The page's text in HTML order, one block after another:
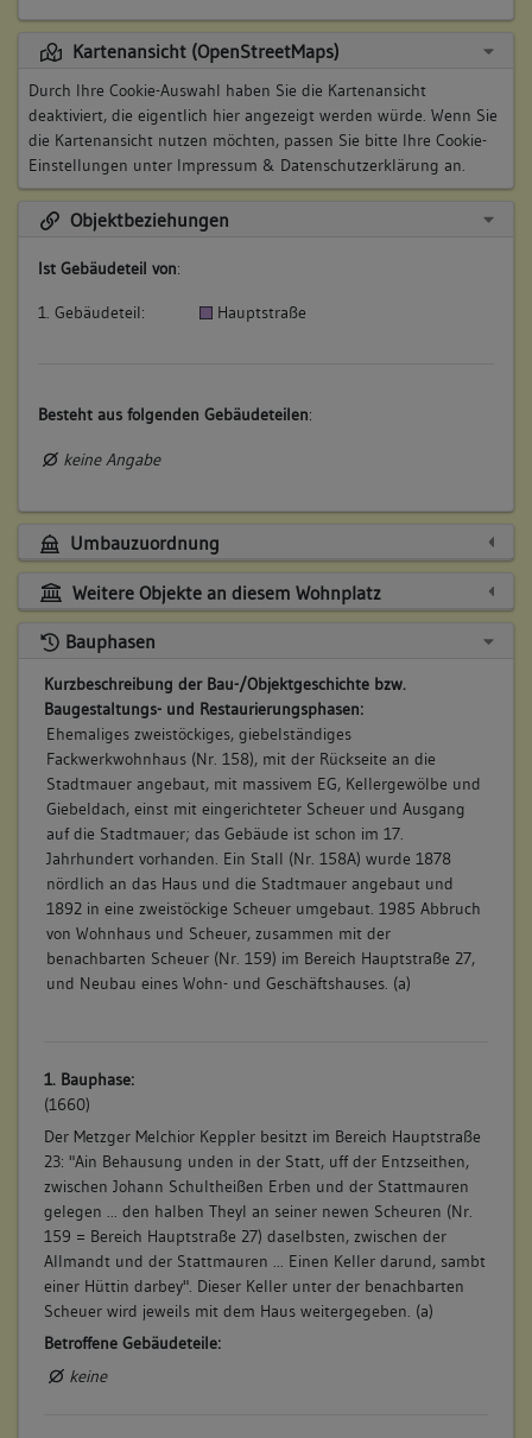
Kartenansicht (OpenStreetMaps)
Durch Ihre Cookie-Auswahl haben Sie die Kartenansicht
deaktiviert, die eigentlich hier angezeigt werden würde. Wenn Sie
die Kartenansicht nutzen möchten, passen Sie bitte Ihre Cookie-
Einstellungen unter Impressum & Datenschutzerklärung an.
Objektbeziehungen
Ist Gebäudeteil von:
1. Gebäudeteil: Hauptstraße
Besteht aus folgenden Gebäudeteilen:
keine Angabe
Umbauzuordnung
Weitere Objekte an diesem Wohnplatz
Bauphasen
Kurzbeschreibung der Bau-/Objektgeschichte bzw.
Baugestaltungs- und Restaurierungsphasen:
Ehemaliges zweistöckiges, giebelständiges
Fackwerkwohnhaus (Nr. 158), mit der Rückseite an die
Stadtmauer angebaut, mit massivem EG, Kellergewölbe und
Giebeldach, einst mit eingerichteter Scheuer und Ausgang
auf die Stadtmauer; das Gebäude ist schon im 17.
Jahrhundert vorhanden. Ein Stall (Nr. 158A) wurde 1878
nördlich an das Haus und die Stadtmauer angebaut und
1892 in eine zweistöckige Scheuer umgebaut. 1985 Abbruch
von Wohnhaus und Scheuer, zusammen mit der
benachbarten Scheuer (Nr. 159) im Bereich Hauptstraße 27,
und Neubau eines Wohn- und Geschäftshauses. (a)
1. Bauphase:
(1660)
Der Metzger Melchior Keppler besitzt im Bereich Hauptstraße
23: "Ain Behausung unden in der Statt, uff der Entzseithen,
zwischen Johann Schultheißen Erben und der Stattmauren
gelegen ... den halben Theyl an seiner newen Scheuren (Nr.
159 = Bereich Hauptstraße 27) daselbsten, zwischen der
Allmandt und der Stattmauren ... Einen Keller darund, sambt
einer Hüttin darbey". Dieser Keller unter der benachbarten
Scheuer wird jeweils mit dem Haus weitergegeben. (a)
Betroffene Gebäudeteile:
keine